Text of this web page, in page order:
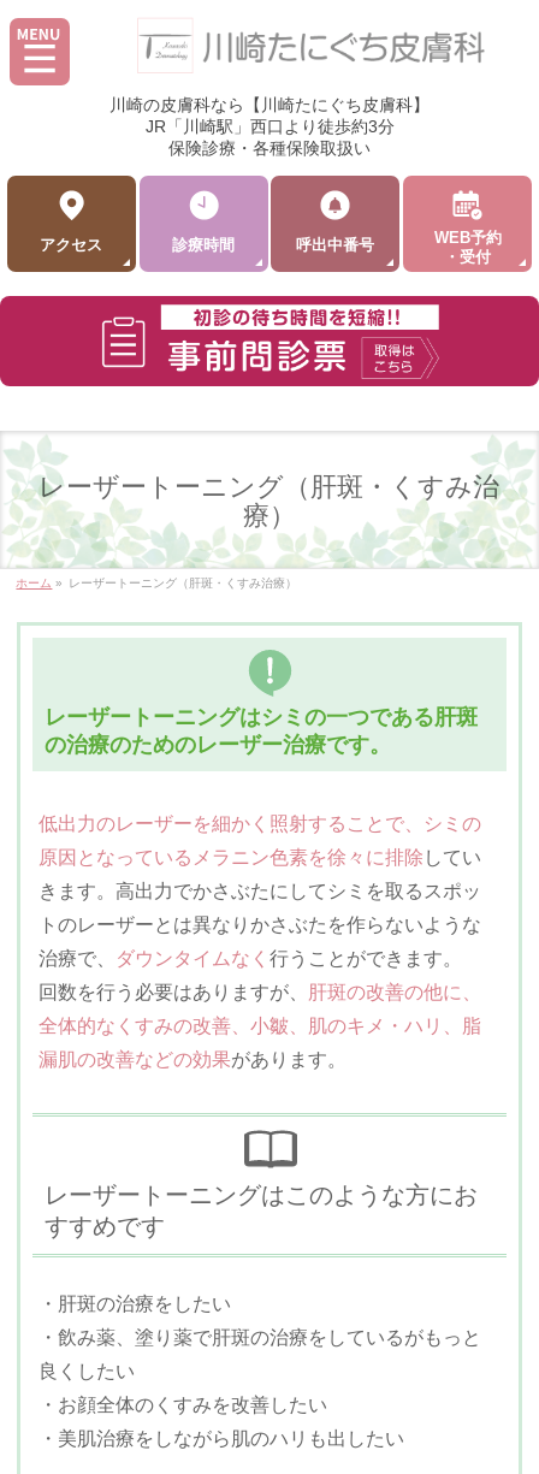
川崎の皮膚科なら【川崎たにぐち皮膚科】
JR「川崎駅」西口より徒歩約3分
保険診療・各種保険取扱い
アクセス 診療時間 呼出中番号
WEB予約
・受付
レーザートーニング（肝斑・くすみ治
療）
ホーム » レーザートーニング（肝斑・くすみ治療）
レーザートーニングはシミの一つである肝斑
の治療のためのレーザー治療です。
低出力のレーザーを細かく照射することで、シミの
原因となっているメラニン色素を徐々に排除 してい
きます。高出力でかさぶたにしてシミを取るスポッ
トのレーザーとは異なりかさぶたを作らないような
治療で、 ダウンタイムなく行うことができます。
回数を行う必要はありますが、
肝斑の改善の他に、
全体的なくすみの改善、小皺、肌のキメ・ハリ、脂
漏肌の改善などの効果があります。
レーザートーニングはこのような方にお
すすめです
・肝斑の治療をしたい
・飲み薬、塗り薬で肝斑の治療をしているがもっと
良くしたい
・お顔全体のくすみを改善したい
・美肌治療をしながら肌のハリも出したい